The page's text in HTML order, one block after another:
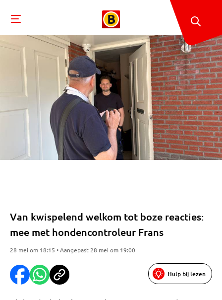
Van kwispelend welkom tot boze reacties:
mee met hondencontroleur Frans
28 mei om 18:15 • Aangepast 28 mei om 19:00
Hulp bij lezen